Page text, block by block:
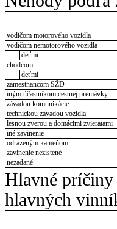
vodičom motorového vozidla
vodičom nemotorového vozidla
deťmi
chodcom
deťmi
zamestnancom SŽD
iným účastníkom cestnej premávky
závadou komunikácie
technickou závadou vozidla
lesnou zverou a domácimi zvieratami
iné zavinenie
odrazeným kameňom
zavinenie nezistené
nezadané
Hlavné
hlavných